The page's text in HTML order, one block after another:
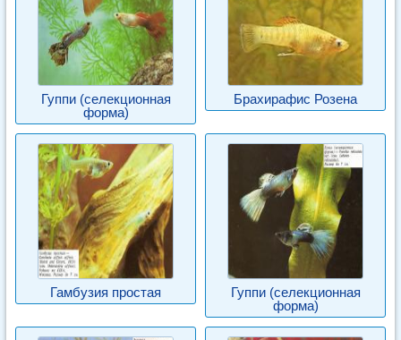
Гуппи (селекционная
форма)
Брахирафис Розена
Гамбузия простая
Гуппи (селекционная
форма)